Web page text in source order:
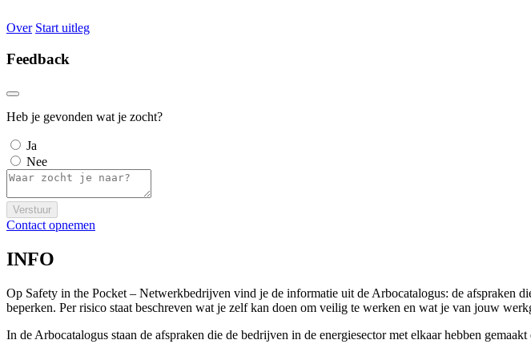
Over Start uitleg
Feedback
Heb je gevonden wat je zocht?
Ja
Nee
Verstuur
Contact opnemen
INFO
Op Safety in the Pocket – Netwerkbedrijven vind je de informatie uit de Arbocatalogus: de afspraken
beperken. Per risico staat beschreven wat je zelf kan doen om veilig te werken en wat je van jouw
In de Arbocatalogus staan de afspraken die de bedrijven in de energiesector met elkaar hebben